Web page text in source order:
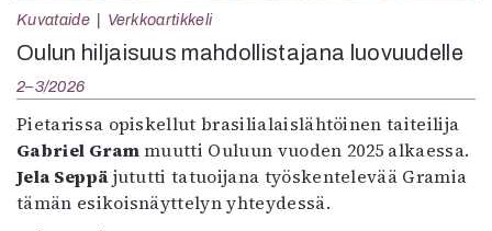
Kuvataide Verkkoartikkeli
Oulun hiljaisuus mahdollistajana luovuudelle
2–3/2026
Pietarissa opiskellut brasilialaislähtöinen taiteilija
Gabriel Grammuutti Ouluun vuoden 2025 alkaessa.
Jela Seppä jututti tatuoijana työskentelevää Gramia
tämän esikoisnäyttelyn yhteydessä.